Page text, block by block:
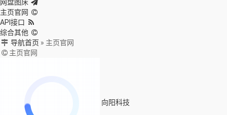
网盘图床
主页官网
API接口
综合其他
导航首页 » 主页官网
主页官网
向阳科技